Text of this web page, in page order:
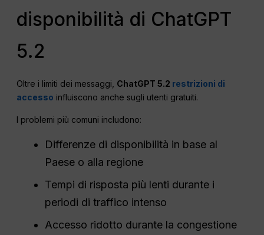
disponibilità di ChatGPT
5.2
Oltre i limiti dei messaggi, ChatGPT 5.2 restrizioni di
accesso influiscono anche sugli utenti gratuiti.
I problemi più comuni includono:
Differenze di disponibilità in base al
Paese o alla regione
Tempi di risposta più lenti durante i
periodi di traffico intenso
Accesso ridotto durante la congestione